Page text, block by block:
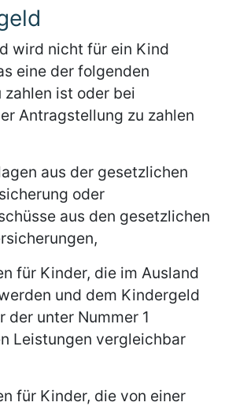
wird nicht für ein Kind
eine der folgenden
zahlen ist oder bei
Antragstellung zu zahlen
aus der gesetzlichen
oder
aus den gesetzlichen
für Kinder, die im Ausland
und dem Kindergeld
der unter Nummer 1
Leistungen vergleichbar
für Kinder, die von einer